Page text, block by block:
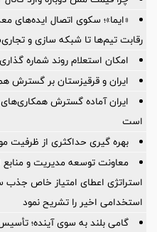
«ایما»؛ سکوی اتصال ایده‌های
رقابت تیم‌ها تا شبکه سازی و
امکان استعلام روند شماره
ایران و قرقیزستان بر گسترش
ایران آماده گسترش
است
بهره گیری حداکثری از ظرفیت
معاونت توسعه مدیریت و منابع
استراتژی اعطای امتیاز خاص جذب
استخدامی اخیر را تشریح نمود
گامی بلند به سوی آینده؛